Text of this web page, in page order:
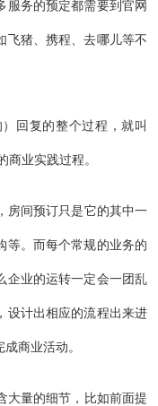
服务的预定都需要到官网
飞猪、携程、去哪儿等不
回复的整个过程，就叫
业实践过程。
房间预订只是它的其中一
等。而每个常规的业务的
企业的运转一定会一团乱
设计出相应的流程出来进
商业活动。
大量的细节，比如前面提